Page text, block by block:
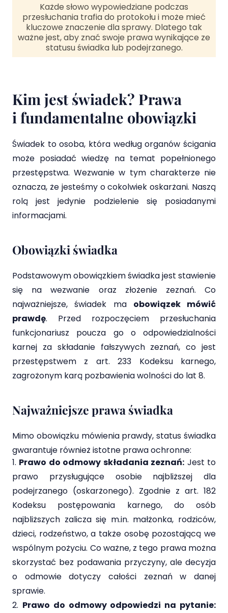
Każde słowo wypowiedziane podczas
przesłuchania trafia do protokołu i może mieć
kluczowe znaczenie dla sprawy. Dlatego tak
ważne jest, aby znać swoje prawa wynikające ze
statusu świadka lub podejrzanego.
Kim jest świadek? Prawa
i fundamentalne obowiązki
Świadek to osoba, która według organów ścigania
może posiadać wiedzę na temat popełnionego
przestępstwa. Wezwanie w tym charakterze nie
oznacza, że jesteśmy o cokolwiek oskarżani. Naszą
rolą jest jedynie podzielenie się posiadanymi
informacjami.
Obowiązki świadka
Podstawowym obowiązkiem świadka jest stawienie
się na wezwanie oraz złożenie zeznań. Co
najważniejsze, świadek ma obowiązek mówić
prawdę. Przed rozpoczęciem przesłuchania
funkcjonariusz poucza go o odpowiedzialności
karnej za składanie fałszywych zeznań, co jest
przestępstwem z art. 233 Kodeksu karnego,
zagrożonym karą pozbawienia wolności do lat 8.
Najważniejsze prawa świadka
Mimo obowiązku mówienia prawdy, status świadka
gwarantuje również istotne prawa ochronne:
Prawo do odmowy składania zeznań: Jest to
prawo przysługujące osobie najbliższej dla
podejrzanego (oskarżonego). Zgodnie z art. 182
Kodeksu postępowania karnego, do osób
najbliższych zalicza się m.in. małżonka, rodziców,
dzieci, rodzeństwo, a także osobę pozostającą we
wspólnym pożyciu. Co ważne, z tego prawa można
skorzystać bez podawania przyczyny, ale decyzja
o odmowie dotyczy całości zeznań w danej
sprawie.
Prawo do odmowy odpowiedzi na pytanie: